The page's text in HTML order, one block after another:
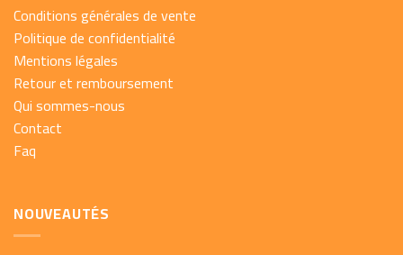
Conditions générales de vente
Politique de confidentialité
Mentions légales
Retour et remboursement
Qui sommes-nous
Contact
Faq
NOUVEAUTÉS